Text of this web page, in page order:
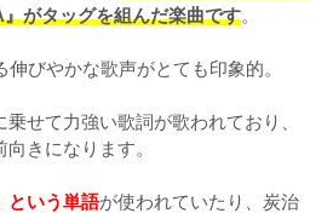
がタッグを組んだ楽曲です。
びやかな歌声がとても印象的。
せて力強い歌詞が歌われており、
きになります。
という単語が使われていたり、炭治